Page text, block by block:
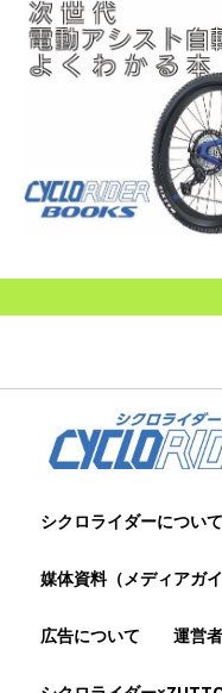
シクロライダーについて
媒体資料（メディアガ
広告について 運営